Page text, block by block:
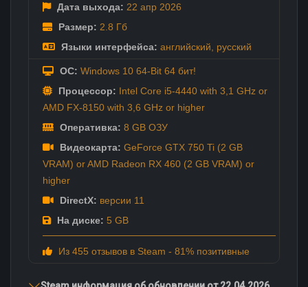
Дата выхода: 22 апр 2026
Размер: 2.8 Гб
Языки интерфейса: английский русский
ОС: Windows 10 64-Bit 64 бит!
Процессор: Intel Core i5-4440 with 3,1 GHz or
AMD FX-8150 with 3,6 GHz or higher
Оперативка: 8 GB ОЗУ
Видеокарта: GeForce GTX 750 Ti (2 GB
VRAM) or AMD Radeon RX 460 (2 GB VRAM) or
higher
DirectX: версии 11
На диске: 5 GB
Из 455 отзывов в Steam - 81% позитивные